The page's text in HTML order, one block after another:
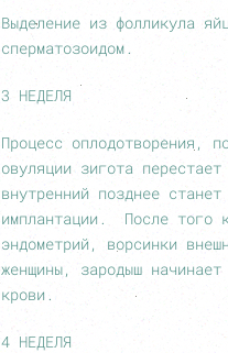
Выделение из фолликула
сперматозоидом.
3 НЕДЕЛЯ
Процесс оплодотворения,
овуляции зигота
внутренний позднее
имплантации. После того
эндометрий, ворсинки
женщины, зародыш
крови.
4 НЕДЕЛЯ